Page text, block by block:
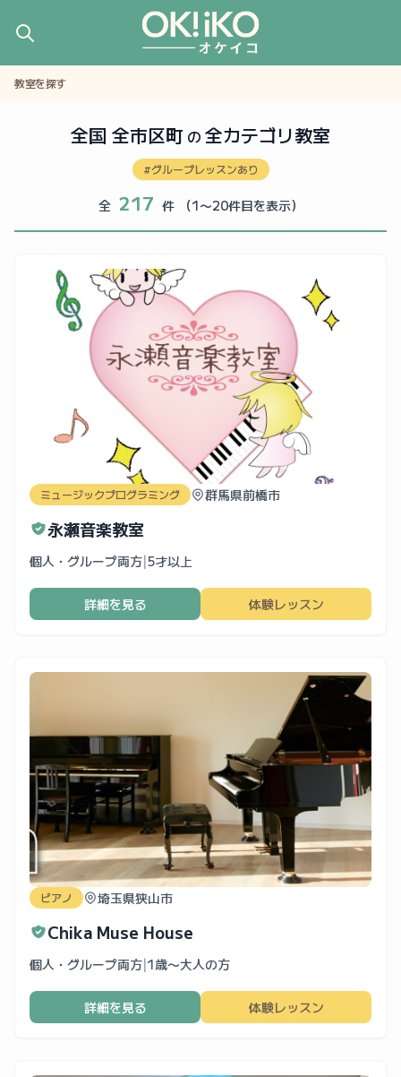
教室を探す
全国 全市区町 の 全カテゴリ教室
#グループレッスンあり
全 217 件 （1〜20件目を表示）
ミュージックプログラミング 群馬県前橋市
永瀬音楽教室
個人・グループ両方|5才以上
詳細を見る 体験レッスン
ピアノ 埼玉県狭山市
Chika Muse House
個人・グループ両方|1歳〜大人の方
詳細を見る 体験レッスン